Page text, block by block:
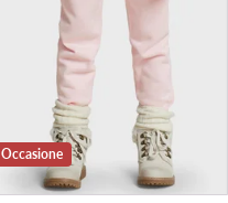
Occasione